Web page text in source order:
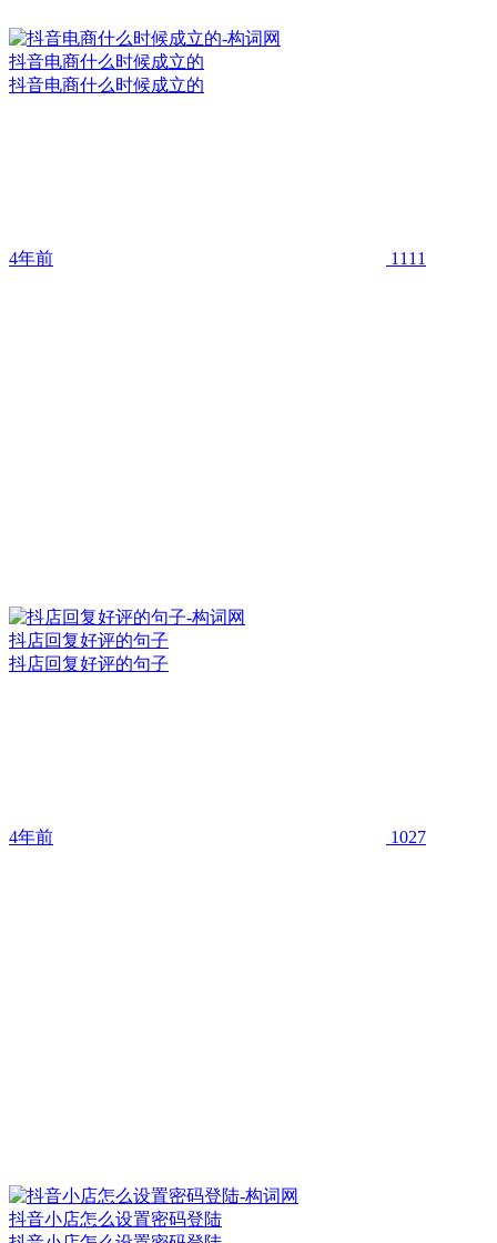
抖音电商什么时候成立的
抖音电商什么时候成立的
4年前 1111
抖店回复好评的句子
抖店回复好评的句子
4年前 1027
抖音小店怎么设置密码登陆